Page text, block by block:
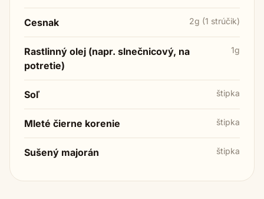
Cesnak 2g (1 strúčik)
Rastlinný olej (napr. slnečnicový, na
potretie)
1g
Soľ štipka
Mleté čierne korenie štipka
Sušený majorán štipka